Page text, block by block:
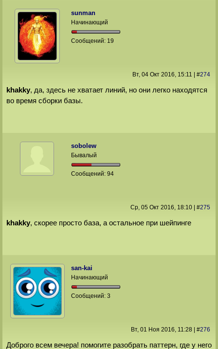
sunman
Начинающий
Сообщений: 19
Вт, 04 Окт 2016, 15:11 #274
khakky, да, здесь не хватает линий, но они легко находятся
во время сборки базы.
sobolew
Бывалый
Сообщений:94
Ср, 05 Окт 2016, 18:10| #275
khakky, скорее просто база, а остальное при шейпинге
san-kai
Начинающий
Сообщений:3
Вт, 01 Ноя 2016, 11:28| #276
Доброго всем вечера! помогите разобрать паттерн, где у него